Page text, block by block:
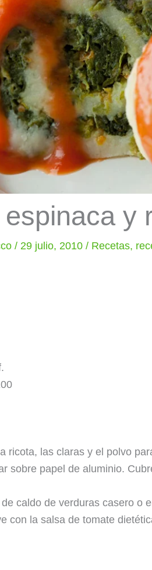
y
/ 29 julio, 2010/ Recetas,
ricota, las claras y el polvo
sobre papel de aluminio.
caldo de verduras casero o
con la salsa de tomate